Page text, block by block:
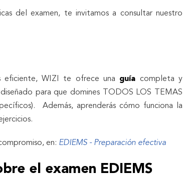
del examen, te invitamos a consultar nuestro
eficiente, WIZI te ofrece una guía completa y
para que domines TODOS LOS TEMAS
Además, aprenderás cómo funciona la
en: EDIEMS - Preparación efectiva
el examen EDIEMS